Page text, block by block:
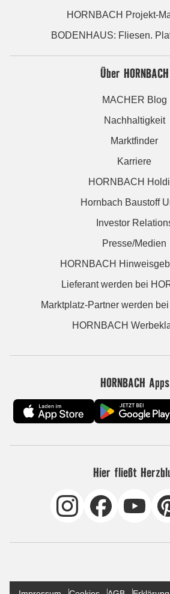
HORNBACH Projekt-
BODENHAUS: Fliesen.
Über HORNBACH
MACHER Blog
Nachhaltigkeit
Marktfinder
Karriere
HORNBACH
Hornbach Baustoff
Investor
Presse/Medien
HORNBACH
Lieferant werden bei
Marktplatz-Partner werden
HORNBACH
HORNBACH Apps
Hier fließt